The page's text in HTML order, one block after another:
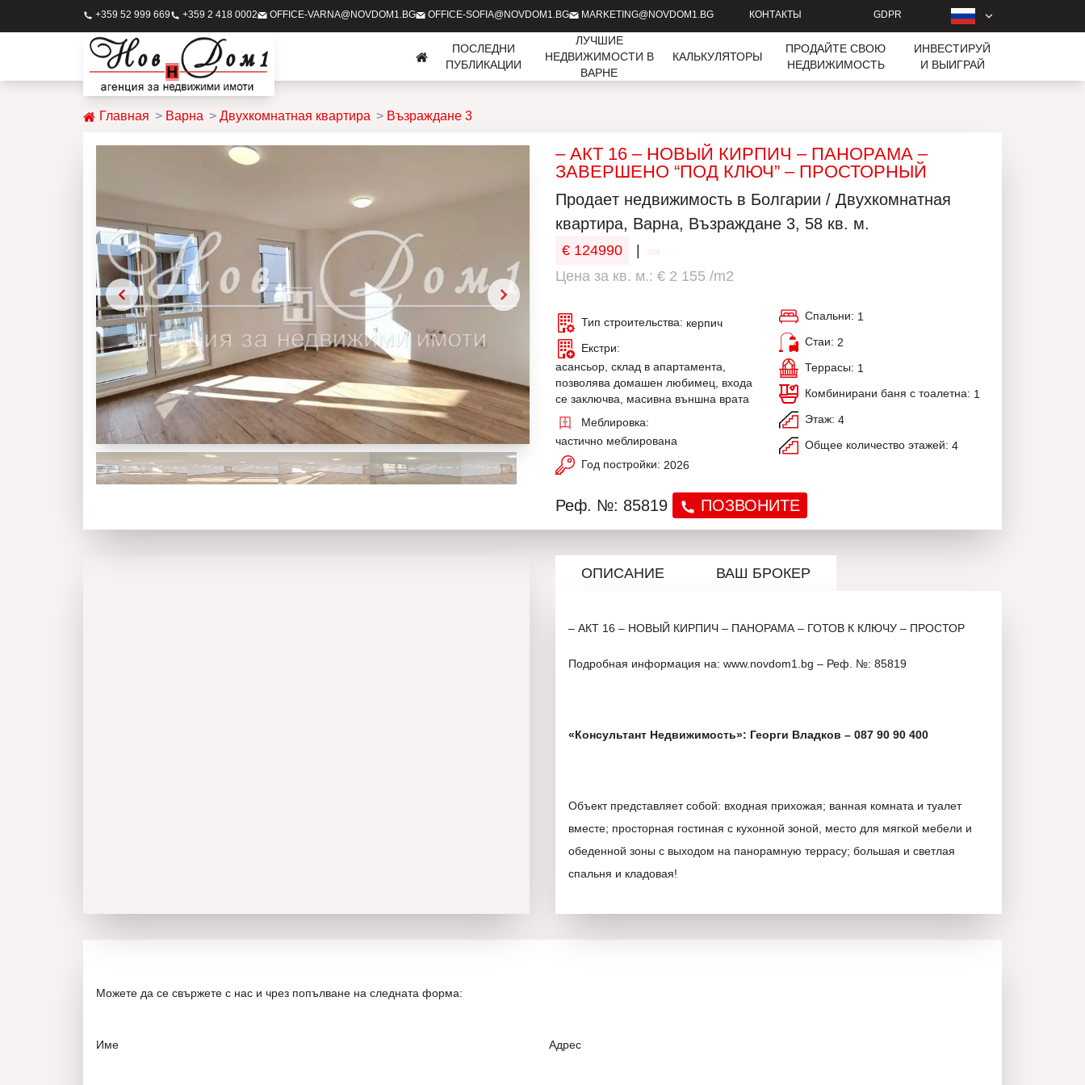
+359 52 999 669 +359 2 418 0002 OFFICE-VARNA@NOVDOM1.BG OFFICE-SOFIA@NOVDOM1.BG MARKETING@NOVDOM1.BG КОНТАКТЫ GDPR
ПОСЛЕДНИ
ПУБЛИКАЦИИ
ЛУЧШИЕ
НЕДВИЖИМОСТИ В
ВАРНЕ
КАЛЬКУЛЯТОРЫ
ПРОДАЙТЕ СВОЮ
НЕДВИЖИМОСТЬ
ИНВЕСТИРУЙ
И ВЫИГРАЙ
Главная Варна Двухкомнатная квартира Възраждане 3
– АКТ 16 – НОВЫЙ КИРПИЧ – ПАНОРАМА –
ЗАВЕРШЕНО “ПОД КЛЮЧ” – ПРОСТОРНЫЙ
Продаeт недвижимость в Болгарии / Двухкомнатная
квартира, Варна, Възраждане 3, 58 кв. м.
€ 124990
Цена за кв. м.: € 2 155 /m2
Тип строительства: керпич
Екстри:
асансьор, склад в апартамента,
позволява домашен любимец, входа
се заключва, масивна външна врата
Меблировка:
частично меблирована
Год постройки: 2026
Спальни: 1
Стаи: 2
Террасы: 1
Комбинирани баня с тоалетна: 1
Этаж: 4
Общее количество этажей: 4
Реф. №: 85819 ПОЗВОНИТЕ
ОПИСАНИЕ ВАШ БРОКЕР
– АКТ 16 – НОВЫЙ КИРПИЧ – ПАНОРАМА – ГОТОВ К КЛЮЧУ – ПРОСТОР
Подробная информация на: www.novdom1.bg – Реф. №: 85819
«Консультант Недвижимость»: Георги Владков – 087 90 90 400
Объект представляет собой: входная прихожая; ванная комната и туалет
вместе; просторная гостиная с кухонной зоной, место для мягкой мебели и
обеденной зоны с выходом на панорамную террасу; большая и светлая
спальня и кладовая!
Можете да се свържете с нас и чрез попълване на следната форма:
Име Адрес